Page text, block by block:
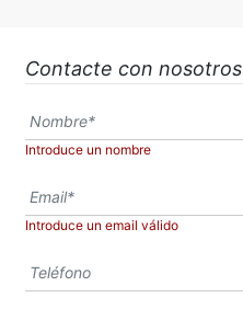
Contacte con nosotros
Introduce un nombre
Introduce un email válido